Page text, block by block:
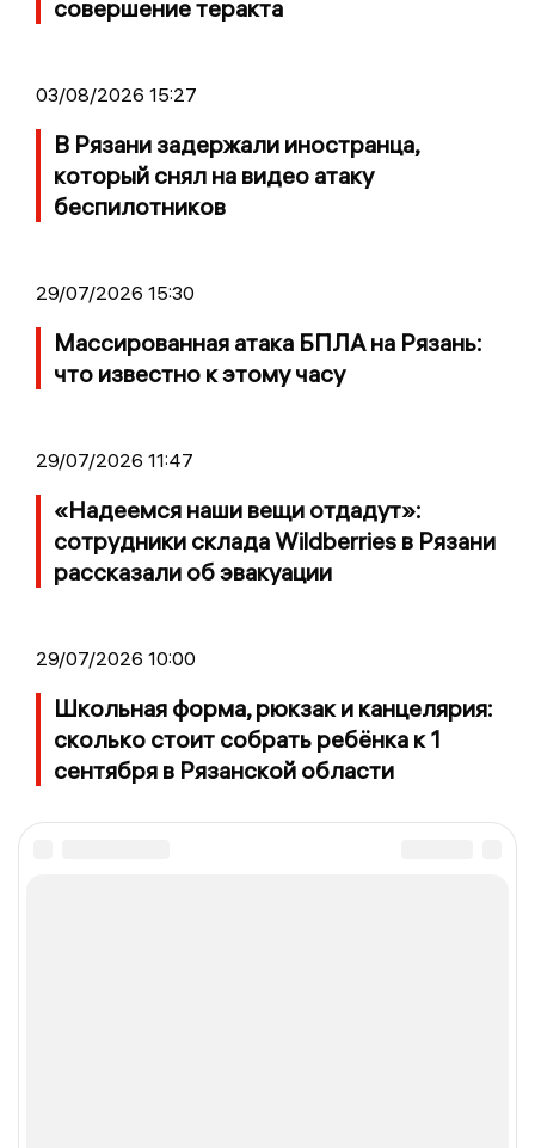
совершение теракта
03/08/2026 15:27
В Рязани задержали иностранца,
который снял на видео атаку
беспилотников
29/07/2026 15:30
Массированная атака БПЛА на Рязань:
что известно к этому часу
29/07/2026 11:47
«Надеемся наши вещи отдадут»:
сотрудники склада Wildberries в Рязани
рассказали об эвакуации
29/07/2026 10:00
Школьная форма, рюкзак и канцелярия:
сколько стоит собрать ребёнка к 1
сентября в Рязанской области